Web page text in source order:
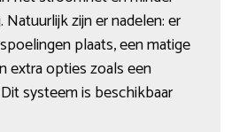
zijn er nadelen: er
plaats, een matige
extra opties zoals een
systeem is beschikbaar